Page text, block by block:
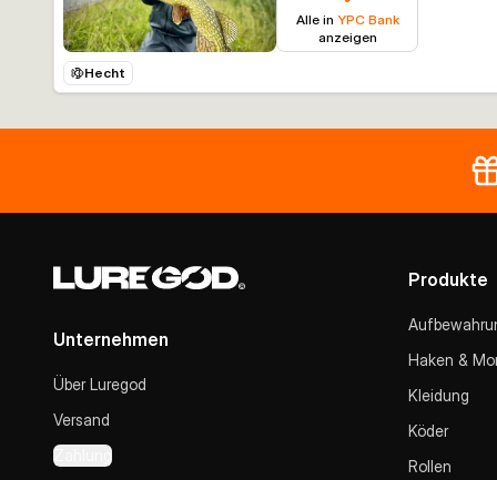
Alle in YPC Bank
anzeigen
Hecht
Unternehmen
Über Luregod
Versand
Zahlung
Produkte
Haken &
Kleidung
Köder
Rollen